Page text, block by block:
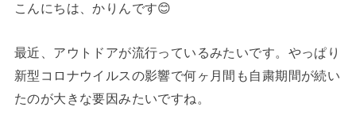
こんにちは、かりんです😊
最近、アウトドアが流行っているみたいです。やっぱり
新型コロナウイルスの影響で何ヶ月間も自粛期間が続い
たのが大きな要因みたいですね。